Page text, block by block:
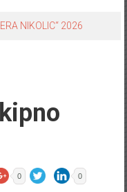
NIKOLIC“ 2026
0 0